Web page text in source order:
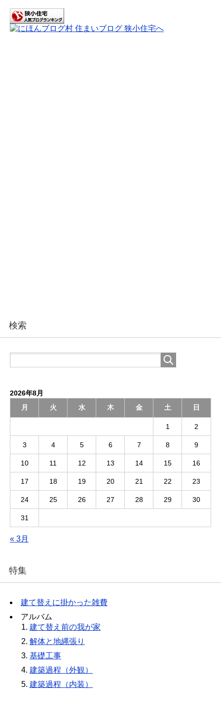
検索
2026年8月
月
火 水 木 金 土 日
1 2
3 4 5 6 7 8 9
10 11 12 13 14 15 16
17 18 19 20 21 22 23
24 25 26 27 28 29 30
31
« 3月
特集
建て替えに掛かった雑費
アルバム
建て替え前の我が家
解体と地縄張り
基礎工事
建築過程（外観）
建築過程（内装）